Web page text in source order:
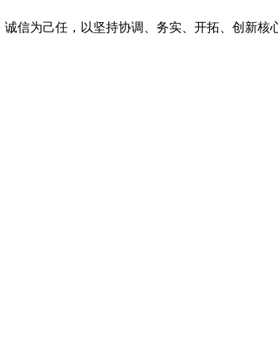
信为己任，以坚持协调、务实、开拓、创新